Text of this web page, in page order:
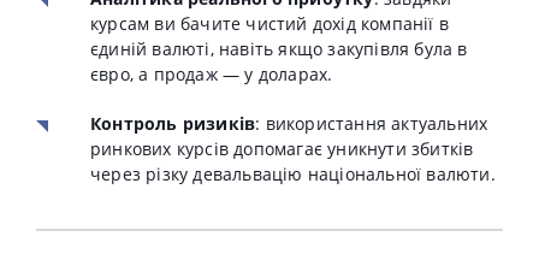
курсам ви бачите чистий дохід компанії в
єдиній валюті, навіть якщо закупівля була в
євро, а продаж — у доларах.
Контроль ризиків: використання актуальних
ринкових курсів допомагає уникнути збитків
через різку девальвацію національної валюти.